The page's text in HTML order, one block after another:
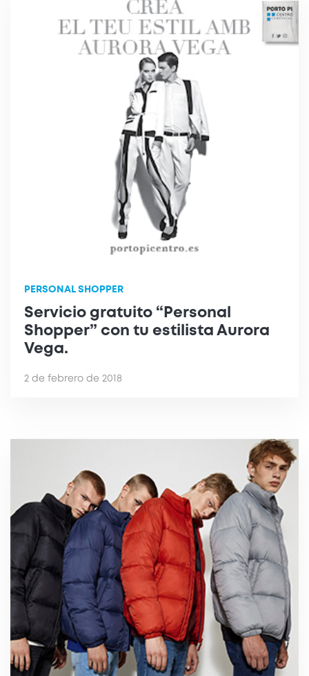
PERSONAL SHOPPER
Servicio gratuito “Personal
Shopper” con tu estilista Aurora
Vega.
2 de febrero de 2018